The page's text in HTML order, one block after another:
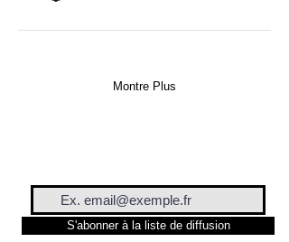
Montre Plus
S'abonner à la liste de diffusion